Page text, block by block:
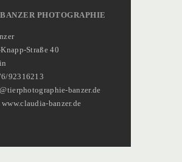
PHOTOGRAPHIE
Straße 40
92316213
banzer.de
banzer.de